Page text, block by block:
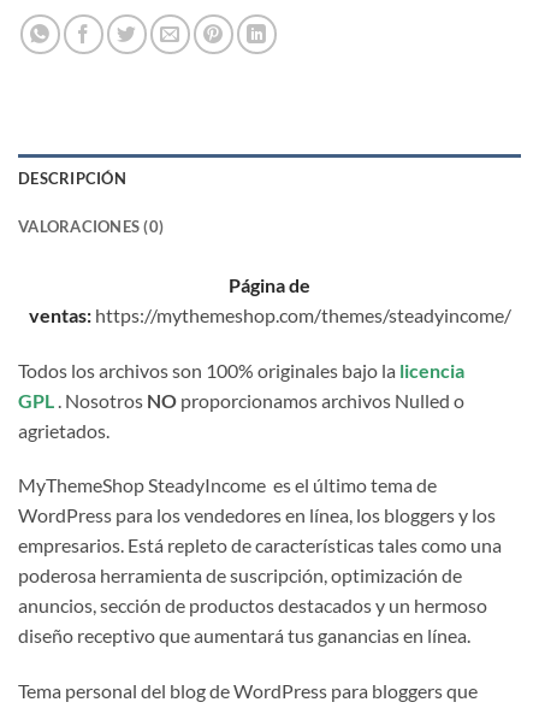
DESCRIPCIÓN
VALORACIONES (0)
Página de
ventas: https://mythemeshop.com/themes/steadyincome/
Todos los archivos son 100% originales bajo la licencia
GPL
. Nosotros NO proporcionamos archivos Nulled o
agrietados.
MyThemeShop SteadyIncome es el último tema de
WordPress para los vendedores en línea, los bloggers y los
empresarios. Está repleto de características tales como una
poderosa herramienta de suscripción, optimización de
anuncios, sección de productos destacados y un hermoso
diseño receptivo que aumentará tus ganancias en línea.
Tema personal del blog de WordPress para bloggers que